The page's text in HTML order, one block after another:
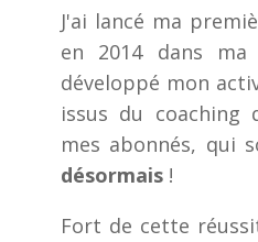
J'ai lancé ma
en 2014 dans
développé mon
issus du coaching
mes abonnés, qui
désormais!
Fort de cette